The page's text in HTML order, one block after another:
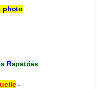
photo
Rapatriés
-